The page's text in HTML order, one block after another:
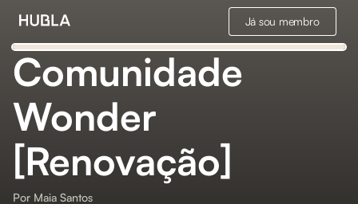
Já sou membro
Comunidade
Wonder
[Renovação]
Por Maia Santos